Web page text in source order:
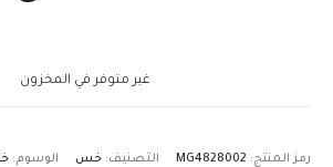
غير متوفر في المخزون
رمز المنتج: MG4828002 التصنيف: خس الوسوم: